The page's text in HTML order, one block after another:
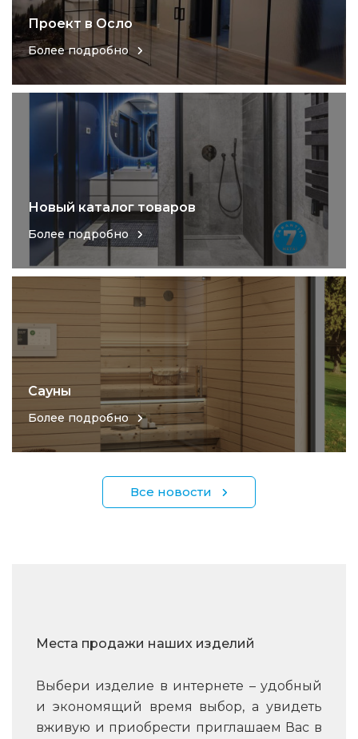
Проект в Осло
Более подробно
Новый каталог товаров
Более подробно
Сауны
Более подробно
Все новости
Места продажи наших изделий
Выбери изделие в интернете – удобный
и экономящий время выбор, а увидеть
вживую и приобрести приглашаем Вас в